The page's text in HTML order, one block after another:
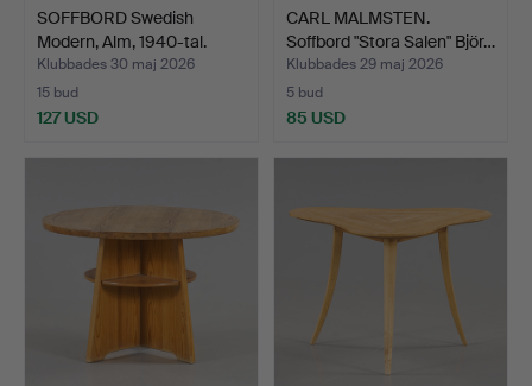
SOFFBORD Swedish
Modern, Alm, 1940-tal.
Klubbades 30 maj 2026
15 bud
127 USD
CARL MALMSTEN.
Soffbord "Stora Salen" Björ…
Klubbades 29 maj 2026
5 bud
85 USD